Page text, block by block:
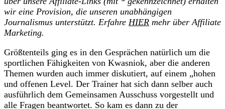
wir eine Provision, die unseren unabhängigen
Journalismus unterstützt. Erfahre HIER mehr über Affiliate
Marketing.
Größtenteils ging es in den Gesprächen natürlich um die
sportlichen Fähigkeiten von Kwasniok, aber die anderen
Themen wurden auch immer diskutiert, auf einem „hohen
und offenen Level. Der Trainer hat sich dann selber auch
ausführlich dem Gemeinsamen Ausschuss vorgestellt und
alle Fragen beantwortet. So kam es dann zu der